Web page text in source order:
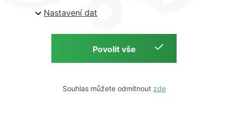
| ARTlighting.cz, Komenského 427 Újezd u Brna, 664
Copyright © 2026 | ARTlighting.cz | by
Nastavení dat
Souhlas můžete odmítnout